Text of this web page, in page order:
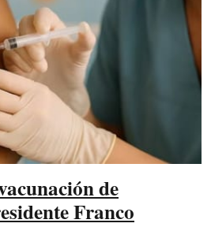
de
Franco